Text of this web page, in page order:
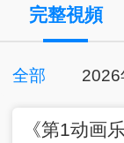
央視影音
點擊下載
完整視頻
全部 2026
《第1动画